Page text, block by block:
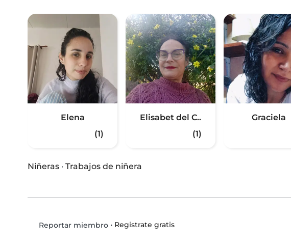
Elena
(1)
Elisabet del C..
(1)
Graciela
Niñeras · Trabajos de niñera
Reportar miembro• Registrate gratis